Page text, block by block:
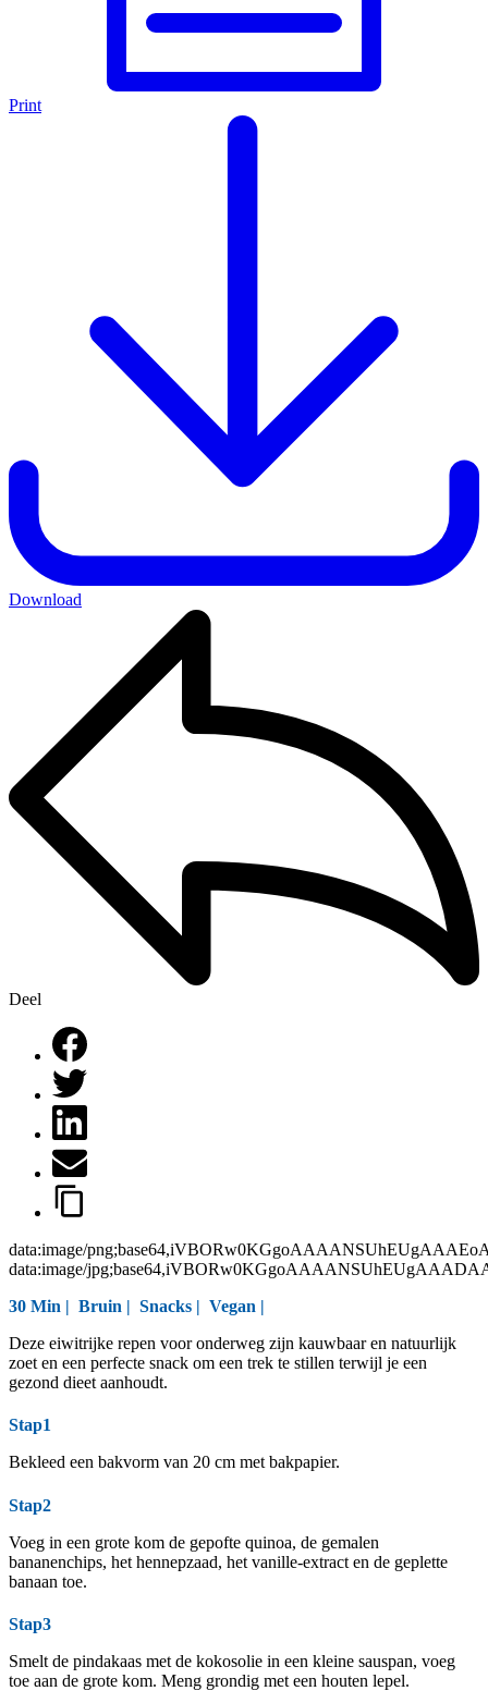
Print
Download
Deel
data:image/
data:image/
30 Min | Bruin | Snacks | Vegan |
Deze eiwitrijke repen voor onderweg zijn kauwbaar en natuurlijk
zoet en een perfecte snack om een trek te stillen terwijl je een
gezond dieet aanhoudt.
Stap1
Bekleed een bakvorm van 20 cm met bakpapier.
Stap2
Voeg in een grote kom de gepofte quinoa, de gemalen
bananenchips, het hennepzaad, het vanille-extract en de geplette
banaan toe.
Stap3
Smelt de pindakaas met de kokosolie in een kleine sauspan, voeg
toe aan de grote kom. Meng grondig met een houten lepel.